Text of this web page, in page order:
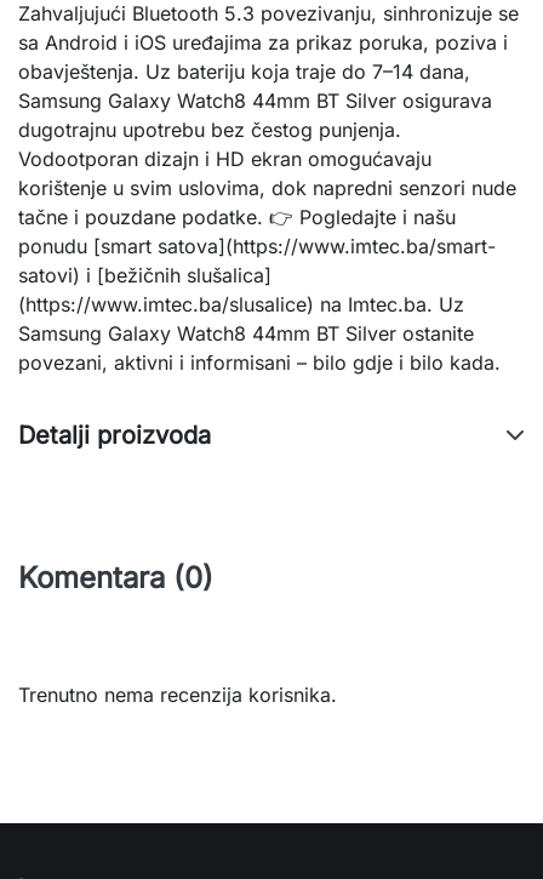
Zahvaljujući Bluetooth 5.3 povezivanju, sinhronizuje se
sa Android i iOS uređajima za prikaz poruka, poziva i
obavještenja. Uz bateriju koja traje do 7–14 dana,
Samsung Galaxy Watch8 44mm BT Silver osigurava
dugotrajnu upotrebu bez čestog punjenja.
Vodootporan dizajn i HD ekran omogućavaju
korištenje u svim uslovima, dok napredni senzori nude
tačne i pouzdane podatke. 👉 Pogledajte i našu
ponudu [smart satova](https://www.imtec.ba/smart-
satovi) i [bežičnih slušalica]
(https://www.imtec.ba/slusalice) na Imtec.ba. Uz
Samsung Galaxy Watch8 44mm BT Silver ostanite
povezani, aktivni i informisani – bilo gdje i bilo kada.
Detalji proizvoda
Komentara (0)
Trenutno nema recenzija korisnika.